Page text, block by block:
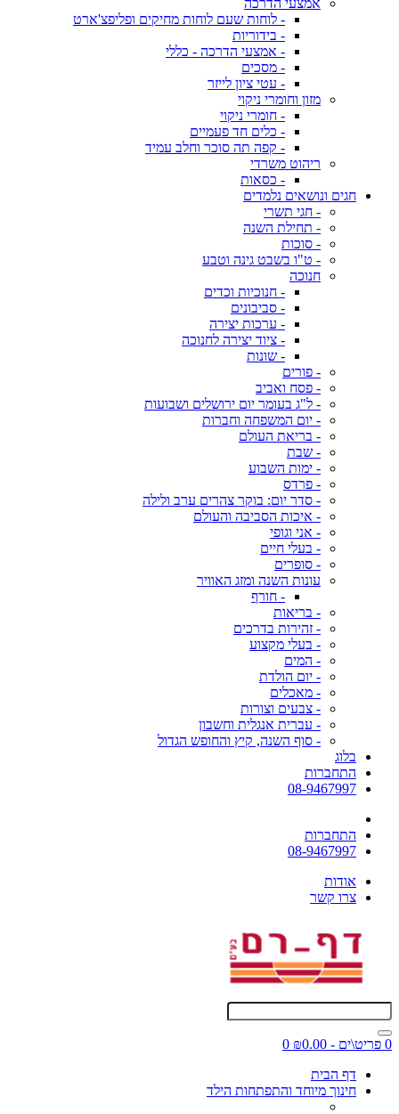
אמצעי הדרכה
- לוחות שעם לוחות מחיקים ופליפצ'ארט
- בידוריות
- אמצעי הדרכה - כללי
- מסכים
- עטי ציון לייזר
מזון וחומרי ניקוי
- חומרי ניקוי
- כלים חד פעמיים
- קפה תה סוכר וחלב עמיד
ריהוט משרדי
- כסאות
חגים ונושאים נלמדים
- חגי תשרי
- תחילת השנה
- סוכות
- ט"ו בשבט גינה וטבע
חנוכה
- חנוכיות וכדים
- סביבונים
- ערכות יצירה
- ציוד יצירה לחנוכה
- שונות
- פורים
- פסח ואביב
- ל"ג בעומר יום ירושלים ושבועות
- יום המשפחה וחברות
- בריאת העולם
- שבת
- ימות השבוע
- פרדס
- סדר יום: בוקר צהרים ערב ולילה
- איכות הסביבה והעולם
- אני וגופי
- בעלי חיים
- סופרים
עונות השנה ומזג האוויר
- חורף
- בריאות
- זהירות בדרכים
- בעלי מקצוע
- המים
- יום הולדת
- מאכלים
- צבעים וצורות
- עברית אנגלית וחשבון
- סוף השנה, קיץ והחופש הגדול
בלוג
התחברות
08-9467997
התחברות
08-9467997
אודות
צרו קשר
0 פריט\ים - ₪0.00
0
דף הבית
חינוך מיוחד והתפתחות הילד